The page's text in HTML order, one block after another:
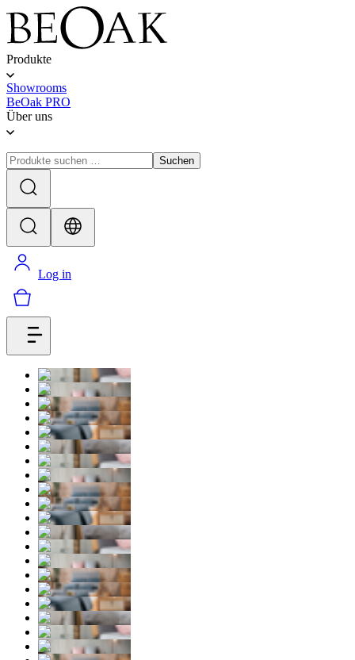
Produkte
Showrooms
BeOak PRO
Über uns
Suchen
Log in